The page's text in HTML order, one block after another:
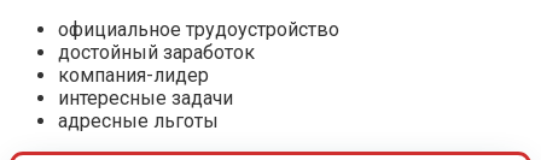
официальное трудоустройство
достойный заработок
компания-лидер
интересные задачи
адресные льготы